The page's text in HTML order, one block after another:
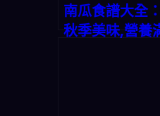
南瓜食譜大全：
秋季美味,營養